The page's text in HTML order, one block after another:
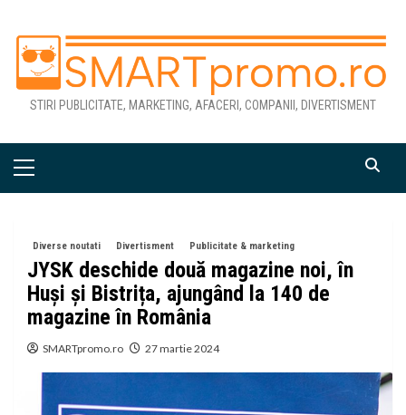
content
STIRI PUBLICITATE, MARKETING, AFACERI, COMPANII, DIVERTISMENT
Primary
Diverse noutati Divertisment Publicitate & marketing
JYSK deschide două magazine noi, în
Huși și Bistrița, ajungând la 140 de
magazine în România
SMARTpromo.ro 27 martie 2024